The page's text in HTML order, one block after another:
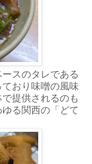
スのタレである
おり味噌の風味
提供されるのも
る関西の「どて